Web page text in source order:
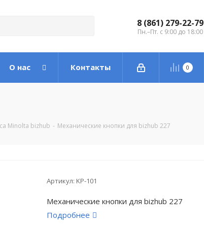
8 (861) 279-22-79
Пн.–Пт. с 9:00 до 18:00
0
О нас Контакты
Minolta bizhub - Механические кнопки для bizhub 227
Артикул: KP-101
Механические кнопки для bizhub 227
Подробнее